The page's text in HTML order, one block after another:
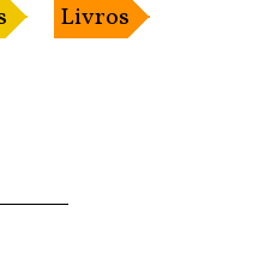
Livros